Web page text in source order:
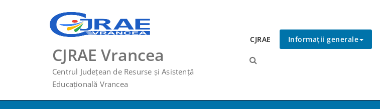
CJRAE Vrancea
Centrul Județean de Resurse și Asistență
Educațională Vrancea
CJRAE Informații generale